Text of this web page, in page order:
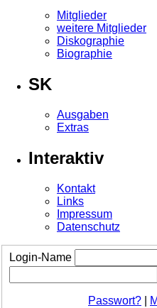
Mitglieder
weitere Mitglieder
Diskographie
Biographie
SK
Ausgaben
Extras
Interaktiv
Kontakt
Links
Impressum
Datenschutz
Login-Name
Passwort?